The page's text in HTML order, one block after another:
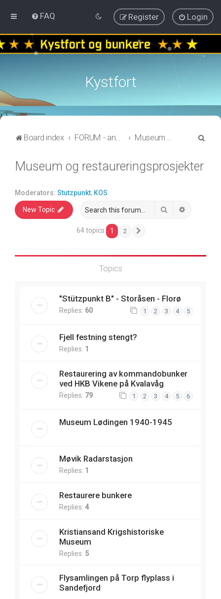
FAQ Login
Register
Kystfort
Board index FORUM - annen informasjon Museum og restaureringsprosjekter
Museum og restaureringsprosjekter
Moderators: Stutzpunkt, KOS
New Topic Search
64 topics 1 2
Topics
"Stützpunkt B" - Storåsen - Florø
Replies: 60 1 2 3 4 5
Fjell festning stengt?
Replies: 1
Restaurering av kommandobunker
ved HKB Vikene på Kvalavåg
Replies: 79 1 2 3 4 5 6
Museum Lødingen 1940-1945
Møvik Radarstasjon
Replies: 1
Restaurere bunkere
Replies: 4
Kristiansand Krigshistoriske
Museum
Replies: 5
Flysamlingen på Torp flyplass i
Sandefjord